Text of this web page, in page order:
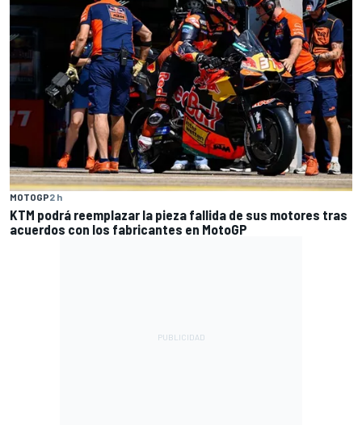
MOTOGP2 h
KTM podrá reemplazar la pieza fallida de sus motores tras
acuerdos con los fabricantes en MotoGP